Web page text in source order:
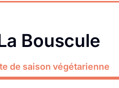
Bouscule
de saison végétarienne